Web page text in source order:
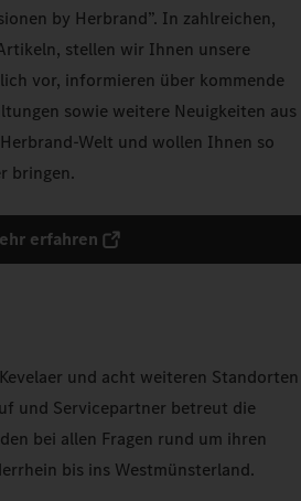
by Herbrand”. In zahlreichen,
stellen wir Ihnen unsere
vor, informieren über kommende
sowie weitere Neuigkeiten aus
Welt und wollen Ihnen so
bringen.
erfahren
und acht weiteren Standorten
und Servicepartner betreut die
bei allen Fragen rund um ihren
bis ins Westmünsterland.